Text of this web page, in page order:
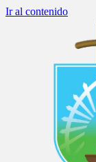
Ir al contenido